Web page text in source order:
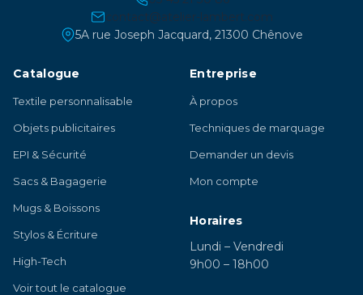
contact@atelier-lambert.com
5A rue Joseph Jacquard, 21300 Chênove
Catalogue
Textile personnalisable
Objets publicitaires
EPI & Sécurité
Sacs & Bagagerie
Mugs & Boissons
Stylos & Écriture
High-Tech
Voir tout le catalogue
Entreprise
À propos
Techniques de marquage
Demander un devis
Mon compte
Horaires
Lundi – Vendredi
9h00 – 18h00